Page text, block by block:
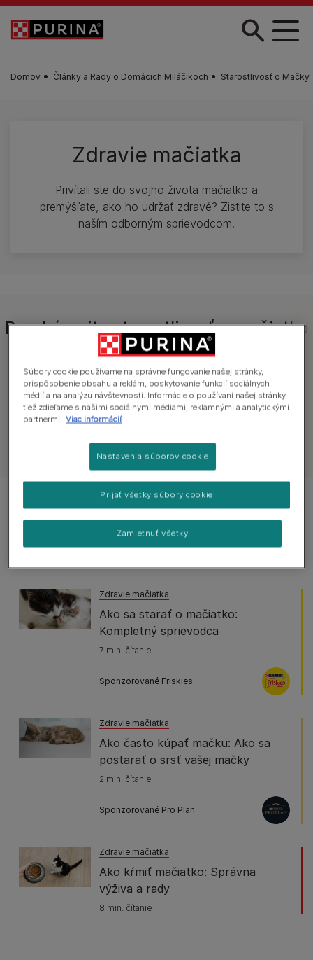
Skočiť na hlavný obsah
Domov Články a Rady o Domácich Miláčikoch Starostlivosť o Mačky
Zdravie mačiatka
Privítali ste do svojho života mačiatko a
premýšľate, ako ho udržať zdravé? Zistite to s
naším odborným sprievodcom.
Preskúmajte starostlivosť o mačiatko
Všetky články o mačkách Vítanie mačiatka
Zobraziť všetky články o mačkách
Zobrazené 3 z 3 článkov
Obľúbené články
Zdravie mačiatka
Ako sa starať o mačiatko:
Kompletný sprievodca
7 min. čítanie
Sponzorované Friskies
Zdravie mačiatka
Ako často kúpať mačku: Ako sa
postarať o srsť vašej mačky
2 min. čítanie
Sponzorované Pro Plan
Zdravie mačiatka
Ako kŕmiť mačiatko: Správna
výživa a rady
8 min. čítanie
Súbory cookie používame na správne fungovanie našej stránky,
prispôsobenie obsahu a reklám, poskytovanie funkcií sociálnych
médií a na analýzu návštevnosti. Informácie o používaní našej stránky
tiež zdieľame s našimi sociálnymi médiami, reklamnými a analytickými
partnermi. Viac informácií
Nastavenia súborov cookie
Zamietnuť všetky
Prijať všetky súbory cookie